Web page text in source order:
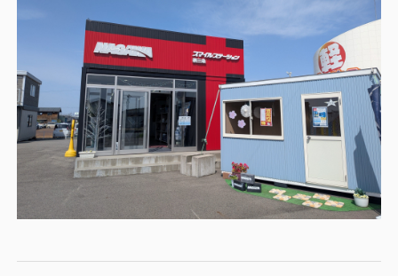
用途から探す
事務所・作業場
倉庫・工場
店舗
ガレージ・物置
勉強部屋・子供部屋
休憩室・喫煙室
あなたにナガワがお薦めの理由
Webカタログ
会社概要
よくあるご質問
お問い合わせ